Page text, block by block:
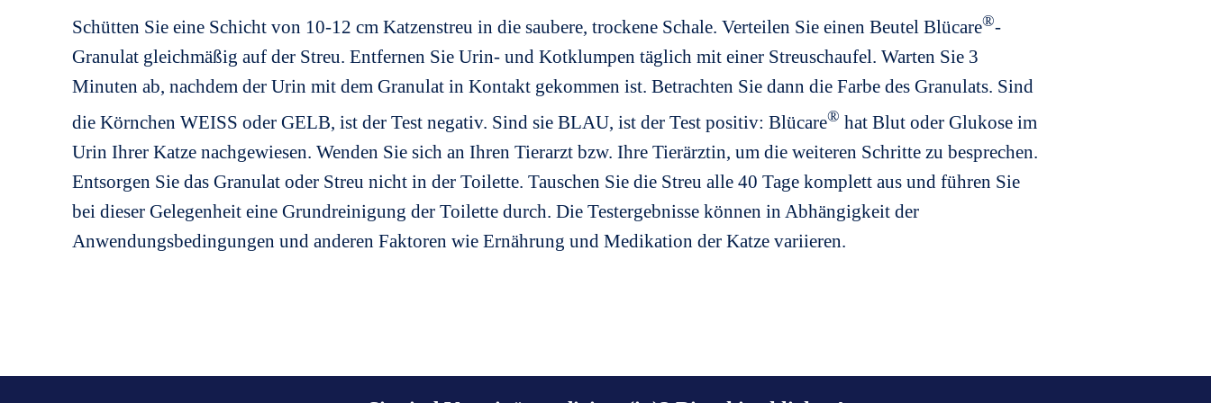
Schütten Sie eine Schicht von 10-12 cm Katzenstreu in die saubere, trockene Schale. Verteilen Sie einen Beutel Blücare®-
Granulat gleichmäßig auf der Streu. Entfernen Sie Urin- und Kotklumpen täglich mit einer Streuschaufel. Warten Sie 3
Minuten ab, nachdem der Urin mit dem Granulat in Kontakt gekommen ist. Betrachten Sie dann die Farbe des Granulats. Sind
die Körnchen WEISS oder GELB, ist der Test negativ. Sind sie BLAU, ist der Test positiv: Blücare® hat Blut oder Glukose im
Urin Ihrer Katze nachgewiesen. Wenden Sie sich an Ihren Tierarzt bzw. Ihre Tierärztin, um die weiteren Schritte zu besprechen.
Entsorgen Sie das Granulat oder Streu nicht in der Toilette. Tauschen Sie die Streu alle 40 Tage komplett aus und führen Sie
bei dieser Gelegenheit eine Grundreinigung der Toilette durch. Die Testergebnisse können in Abhängigkeit der
Anwendungsbedingungen und anderen Faktoren wie Ernährung und Medikation der Katze variieren.